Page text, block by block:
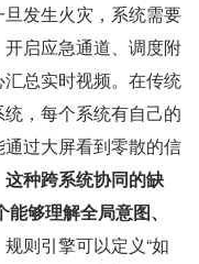
发生火灾，系统需要
启应急通道、调度附
总实时视频。在传统
，每个系统有自己的
过大屏看到零散的信
这种跨系统协同的缺
够理解全局意图、
规则引擎可以定义“如